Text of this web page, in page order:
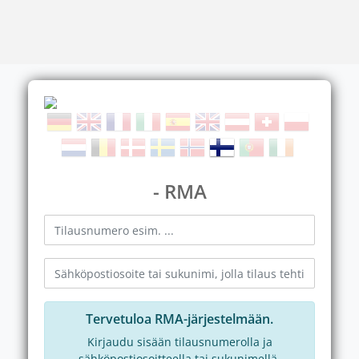
- RMA
Tervetuloa RMA-järjestelmään.
Kirjaudu sisään tilausnumerolla ja